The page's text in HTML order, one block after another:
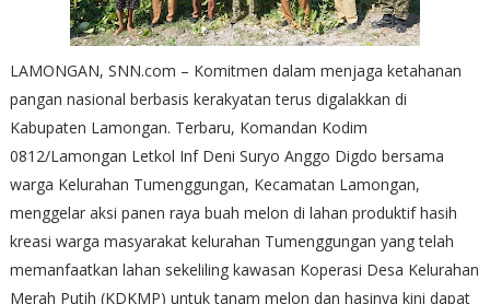
LAMONGAN, SNN.com – Komitmen dalam menjaga ketahanan
pangan nasional berbasis kerakyatan terus digalakkan di
Kabupaten Lamongan. Terbaru, Komandan Kodim
0812/Lamongan Letkol Inf Deni Suryo Anggo Digdo bersama
warga Kelurahan Tumenggungan, Kecamatan Lamongan,
menggelar aksi panen raya buah melon di lahan produktif hasih
kreasi warga masyarakat kelurahan Tumenggungan yang telah
memanfaatkan lahan sekeliling kawasan Koperasi Desa Kelurahan
Merah Putih (KDKMP) untuk tanam melon dan hasinya kini dapat